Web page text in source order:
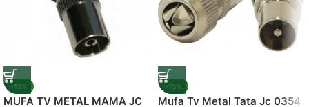
-15%
MUFA TV METAL MAMA JC
-15%
Mufa Tv Metal Tata Jc 0354